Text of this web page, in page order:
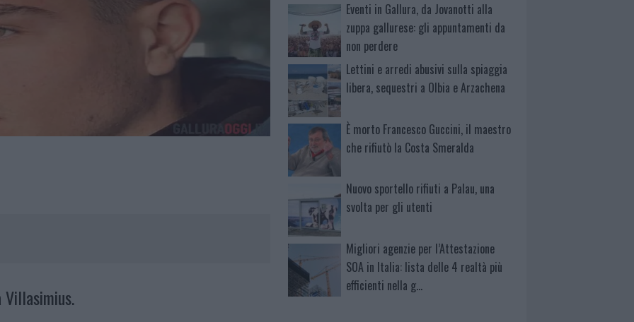
Villasimius.
Eventi in Gallura, da Jovanotti alla
zuppa gallurese: gli appuntamenti da
non perdere
Lettini e arredi abusivi sulla spiaggia
libera, sequestri a Olbia e Arzachena
È morto Francesco Guccini, il maestro
che rifiutò la Costa Smeralda
Nuovo sportello rifiuti a Palau, una
svolta per gli utenti
Migliori agenzie per l’Attestazione
SOA in Italia: lista delle 4 realtà più
efficienti nella g…